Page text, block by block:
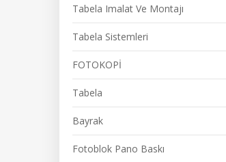
Tabela Imalat Ve Montajı
Tabela Sistemleri
FOTOKOPİ
Tabela
Bayrak
Fotoblok Pano Baskı